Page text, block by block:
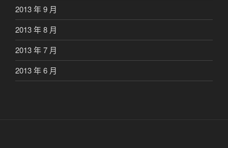
2013 年 9 月
2013 年 8 月
2013 年 7 月
2013 年 6 月